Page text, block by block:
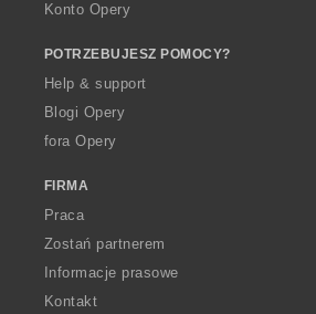
Konto Opery
POTRZEBUJESZ POMOCY?
Help & support
Blogi Opery
fora Opery
FIRMA
Praca
Zostań partnerem
Informacje prasowe
Kontakt